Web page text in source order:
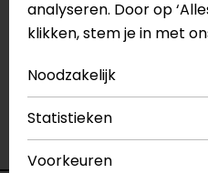
Specificaties
Naam
Leather Shoe
Model
120660
Merk
CLAW
Kleur
Bruin
analyseren. Door op
klikken, stem je in met
Noodzakelijk
Statistieken
Voorkeuren